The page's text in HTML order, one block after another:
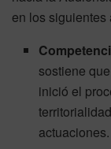
en los siguientes
sostiene
inició el
actuaciones.